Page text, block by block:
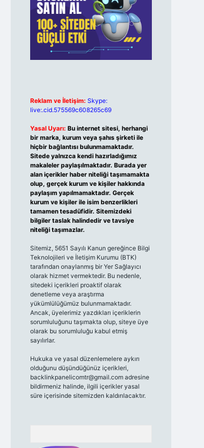
Reklam ve İletişim: Skype:
live:.cid.575569c608265c69
Yasal Uyarı: Bu internet sitesi, herhangi
bir marka, kurum veya şahıs şirketi ile
hiçbir bağlantısı bulunmamaktadır.
Sitede yalnızca kendi hazırladığımız
makaleler paylaşılmaktadır. Burada yer
alan içerikler haber niteliği taşımamakta
olup, gerçek kurum ve kişiler hakkında
paylaşım yapılmamaktadır. Gerçek
kurum ve kişiler ile isim benzerlikleri
tamamen tesadüfidir. Sitemizdeki
bilgiler taslak halindedir ve tavsiye
niteliği taşımazlar.
Sitemiz, 5651 Sayılı Kanun gereğince Bilgi
Teknolojileri ve İletişim Kurumu (BTK)
tarafından onaylanmış bir Yer Sağlayıcı
olarak hizmet vermektedir. Bu nedenle,
sitedeki içerikleri proaktif olarak
denetleme veya araştırma
yükümlülüğümüz bulunmamaktadır.
Ancak, üyelerimiz yazdıkları içeriklerin
sorumluluğunu taşımakta olup, siteye üye
olarak bu sorumluluğu kabul etmiş
sayılırlar.
Hukuka ve yasal düzenlemelere aykırı
olduğunu düşündüğünüz içerikleri,
backlinkpanelicomtr@gmail.comadresine
bildirmeniz halinde, ilgili içerikler yasal
süre içerisinde sitemizden kaldırılacaktır.